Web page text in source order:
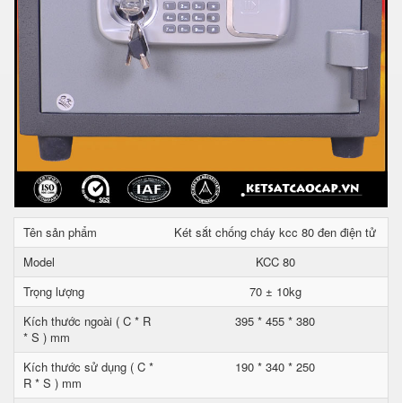
Tên sản phẩm
Két sắt chống cháy kcc 80 đen điện tử
Model
KCC 80
Trọng lượng
70 ± 10kg
Kích thước ngoài ( C * R
* S ) mm
395 * 455 * 380
Kích thước sử dụng ( C *
R * S ) mm
190 * 340 * 250